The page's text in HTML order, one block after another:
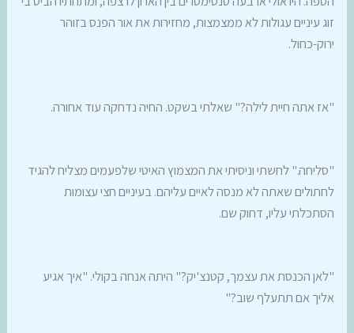
זוג עיניים עגולות לא ממצמצות, מחזירות את אור הפנס בזוהר
ירוק-כחול.
"אז אתה חיית לילה?" שאלתי בשקט. החיה נדחקה עוד אחורה.
"סליחה." לחשתי וניסיתי את המצמוץ האיטי שלפעמים מצליח להגיד
לחתולים שאתה לא מנסה לאיים עליהם. בעיניים חצי עצומות
הסתכלתי עליו, דחוק שם.
"לאן הכנסת את עצמך, קטנצ'יק?" היתה אנחה בקולי. "איך אגיע
אליך אם תתעלף שוב?"